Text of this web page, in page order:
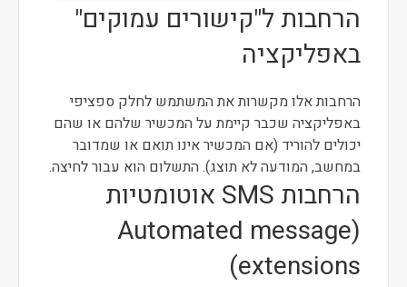
הרחבות ל"קישורים עמוקים"
באפליקציה
הרחבות אלו מקשרות את המשתמש לחלק ספציפי
באפליקציה שכבר קיימת על המכשיר שלהם או שהם
יכולים להוריד (אם המכשיר אינו תואם או שמדובר
במחשב, המודעה לא תוצג). התשלום הוא עבור לחיצה.
הרחבות SMS אוטומטיות
(Automated message
extensions)